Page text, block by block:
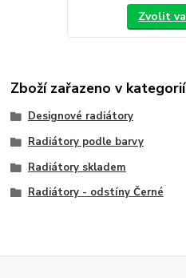
Zvolit
Zboží zařazeno v
Designové radiátory
Radiátory podle barvy
Radiátory skladem
Radiátory - odstíny Černé